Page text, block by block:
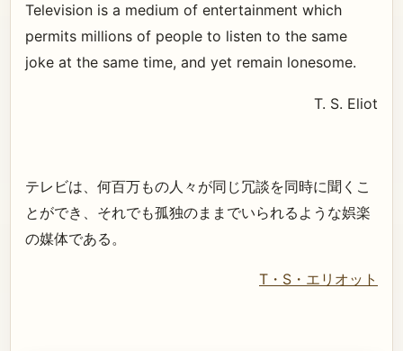
Television is a medium of entertainment which
permits millions of people to listen to the same
joke at the same time, and yet remain lonesome.
T. S. Eliot
テレビは、何百万もの人々が同じ冗談を同時に聞くこ
とができ、それでも孤独のままでいられるような娯楽
の媒体である。
T・S・エリオット